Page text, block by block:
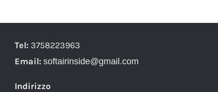
Tel: 3758223963
Email: softairinside@gmail.com
Indirizzo